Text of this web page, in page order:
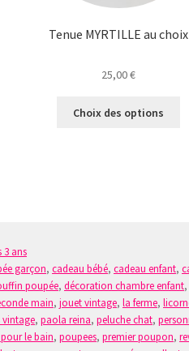
Tenue MYRTILLE au choix
25,00€
Choix des options
la
3 ans
garçon,cadeau bébé,cadeau enfant,
poupée,décoration chambre enfant
main,jouet vintage,la ferme,
vintage,paola reina,peluche chat,
le bain,poupees,premier poupon,